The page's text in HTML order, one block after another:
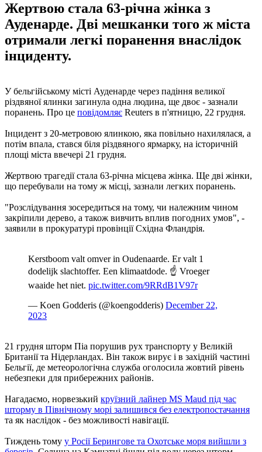
Жертвою стала 63-річна жінка з
Ауденарде. Дві мешканки того ж міста
отримали легкі поранення внаслідок
інциденту.
У бельгійському місті Ауденарде через падіння великої
різдвяної ялинки загинула одна людина, ще двоє - зазнали
поранень. Про це повідомляє Reuters в п'ятницю, 22 грудня.
Інцидент з 20-метровою ялинкою, яка повільно нахилялася, а
потім впала, стався біля різдвяного ярмарку, на історичній
площі міста ввечері 21 грудня.
Жертвою трагедії стала 63-річна місцева жінка. Ще дві жінки,
що перебували на тому ж місці, зазнали легких поранень.
"Розслідування зосередиться на тому, чи належним чином
закріпили дерево, а також вивчить вплив погодних умов", -
заявили в прокуратурі провінції Східна Фландрія.
Kerstboom valt omver in Oudenaarde. Er valt 1
dodelijk slachtoffer. Een klimaatdode. ☝️ Vroeger
waaide het niet. pic.twitter.com/9RRdB1V97r
— Koen Godderis (@koengodderis) December 22,
2023
21 грудня шторм Піа порушив рух транспорту у Великій
Британії та Нідерландах. Він також вирує і в західній частині
Бельгії, де метеорологічна служба оголосила жовтий рівень
небезпеки для прибережних районів.
Нагадаємо, норвезький круїзний лайнер MS Maud під час
шторму в Північному морі залишився без електропостачання
та як наслідок - без можливості навігації.
Тиждень тому у Росії Берингове та Охотське моря вийшли з